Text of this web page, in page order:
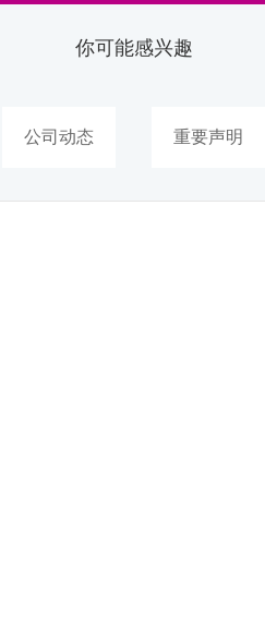
你可能感兴趣
公司动态 重要声明